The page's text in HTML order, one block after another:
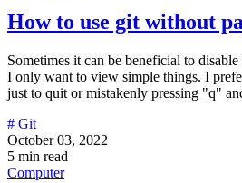
How to use git without
Sometimes it can be beneficial to
I only want to view simple things. I
just to quit or mistakenly pressing "q"
# Git
October 03, 2022
5 min read
Computer